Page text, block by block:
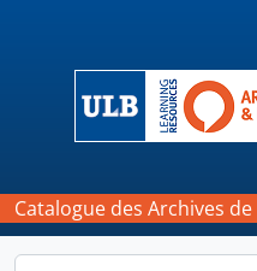
Catalogue des Archives